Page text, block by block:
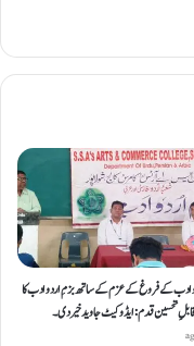
ادب کے فروغ کے عزم کے ساتھ بزمِ اردو ادب کا
تحسین قدم : ایڈوکیٹ جاوید خیردی۔